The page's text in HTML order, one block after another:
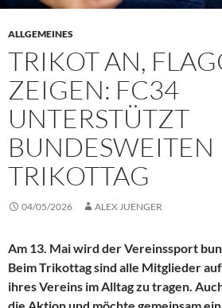
ALLGEMEINES
TRIKOT AN,
ZEIGEN: FC34
UNTERSTÜTZT
BUNDESWEITEN
TRIKOTTAG
04/05/2026 ALEX JUENGER
Am 13. Mai wird der Vereinssport
Beim Trikottag sind alle Mitglieder
ihres Vereins im Alltag zu tragen.